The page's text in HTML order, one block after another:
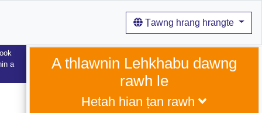
Ṭawng hrang hrangte
a
A thlawnin Lehkhabu dawng
rawh le
Hetah hian ṭan rawh